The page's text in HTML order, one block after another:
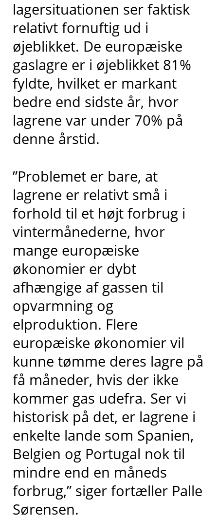
lagersituationen ser faktisk
relativt fornuftig ud i
øjeblikket. De europæiske
gaslagre er i øjeblikket 81%
fyldte, hvilket er markant
bedre end sidste år, hvor
lagrene var under 70% på
denne årstid.
”Problemet er bare, at
lagrene er relativt små i
forhold til et højt forbrug i
vintermånederne, hvor
mange europæiske
økonomier er dybt
afhængige af gassen til
opvarmning og
elproduktion. Flere
europæiske økonomier vil
kunne tømme deres lagre på
få måneder, hvis der ikke
kommer gas udefra. Ser vi
historisk på det, er lagrene i
enkelte lande som Spanien,
Belgien og Portugal nok til
mindre end en måneds
forbrug,” siger fortæller Palle
Sørensen.